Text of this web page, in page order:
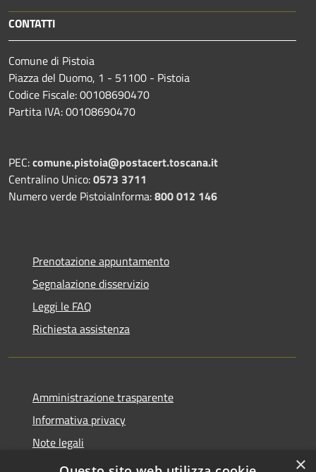
CONTATTI
Comune di Pistoia
Piazza del Duomo, 1 - 51100 - Pistoia
Codice Fiscale: 00108690470
Partita IVA: 00108690470
PEC:comune.pistoia@postacert.toscana.it
Centralino Unico:0573 3711
Numero verde PistoiaInforma:800 012 146
Prenotazione appuntamento
Segnalazione disservizio
Leggi le FAQ
Richiesta assistenza
Amministrazione trasparente
Informativa privacy
Note legali
Dichiarazione di accessibilità
×